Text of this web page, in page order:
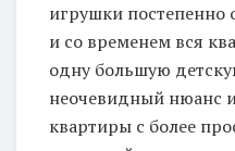
игрушки постепенно
и со временем вся
одну большую
неочевидный нюанс
квартиры с более